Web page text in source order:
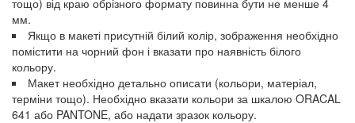
тощо) від краю обрізного формату повинна бути не менше 4
мм.
Якщо в макеті присутній білий колір, зображення необхідно
помістити на чорний фон і вказати про наявність білого
кольору.
Макет необхідно детально описати (кольори, матеріал,
терміни тощо). Необхідно вказати кольори за шкалою ORACAL
641 або PANTONE, або надати зразок кольору.